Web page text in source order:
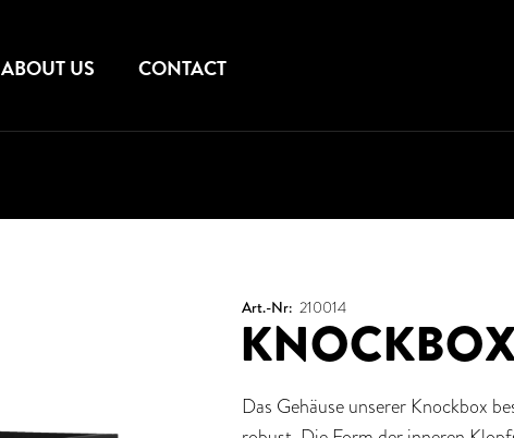
ABOUT US CONTACT
Art.-Nr: 210014
Das Gehäuse unserer Knockbox